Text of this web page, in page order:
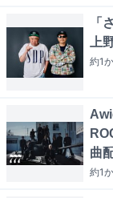
「
上
約1
曲
約1